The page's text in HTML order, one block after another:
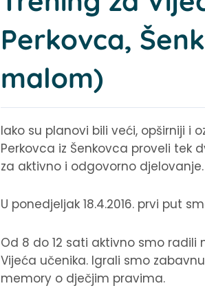
Perkovca,
malom)
Iako su planovi bili veći, opširniji i
Perkovca iz Šenkovca proveli tek
za aktivno i odgovorno djelovanje.
U ponedjeljak 18.4.2016. prvi put
Od 8 do 12 sati aktivno smo
Vijeća učenika. Igrali smo
memory o dječjim pravima.